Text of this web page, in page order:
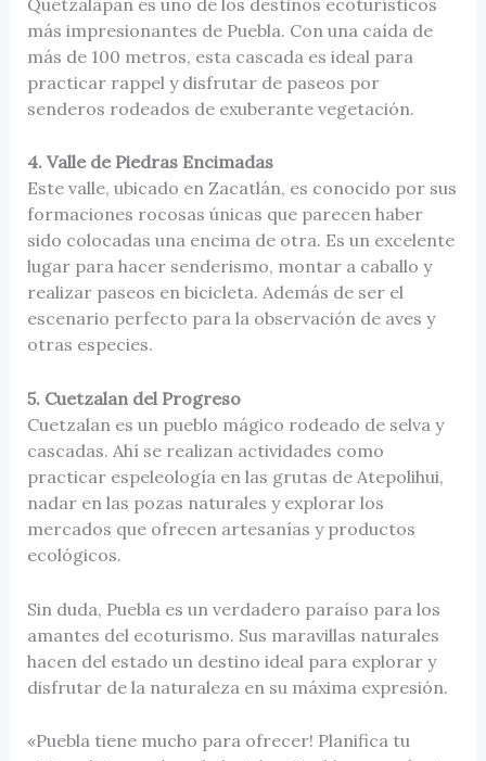
más impresionantes de Puebla. Con una caída de
más de 100 metros, esta cascada es ideal para
practicar rappel y disfrutar de paseos por
senderos rodeados de exuberante vegetación.
4. Valle de Piedras Encimadas
Este valle, ubicado en Zacatlán, es conocido por sus
formaciones rocosas únicas que parecen haber
sido colocadas una encima de otra. Es un excelente
lugar para hacer senderismo, montar a caballo y
realizar paseos en bicicleta. Además de ser el
escenario perfecto para la observación de aves y
otras especies.
5. Cuetzalan del Progreso
Cuetzalan es un pueblo mágico rodeado de selva y
cascadas. Ahí se realizan actividades como
practicar espeleología en las grutas de Atepolihui,
nadar en las pozas naturales y explorar los
mercados que ofrecen artesanías y productos
ecológicos.
Sin duda, Puebla es un verdadero paraíso para los
amantes del ecoturismo. Sus maravillas naturales
hacen del estado un destino ideal para explorar y
disfrutar de la naturaleza en su máxima expresión.
«Puebla tiene mucho para ofrecer! Planifica tu